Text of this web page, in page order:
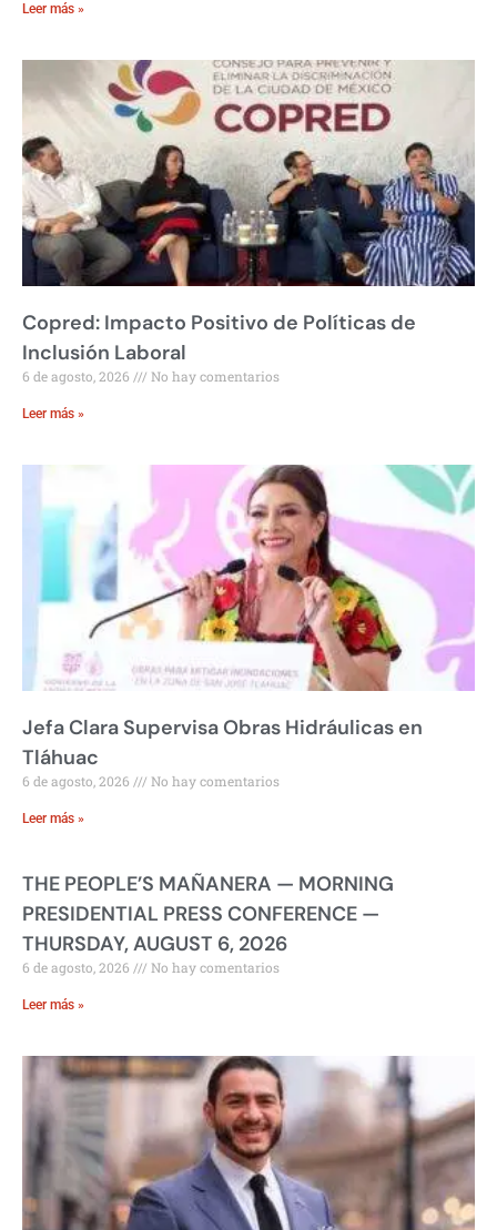
Leer más »
Copred: Impacto Positivo de Políticas de
Inclusión Laboral
6 de agosto, 2026 No hay comentarios
Leer más »
Jefa Clara Supervisa Obras Hidráulicas en
Tláhuac
6 de agosto, 2026 No hay comentarios
Leer más »
THE PEOPLE’S MAÑANERA — MORNING
PRESIDENTIAL PRESS CONFERENCE —
THURSDAY, AUGUST 6, 2026
6 de agosto, 2026 No hay comentarios
Leer más »